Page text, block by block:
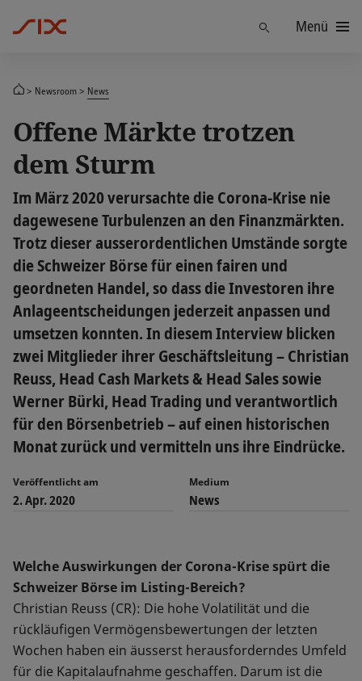
FindenMenü
Newsroom News
Offene Märkte trotzen
dem Sturm
Im März 2020 verursachte die Corona-Krise nie
dagewesene Turbulenzen an den Finanzmärkten.
Trotz dieser ausserordentlichen Umstände sorgte
die Schweizer Börse für einen fairen und
geordneten Handel, so dass die Investoren ihre
Anlageentscheidungen jederzeit anpassen und
umsetzen konnten. In diesem Interview blicken
zwei Mitglieder ihrer Geschäftsleitung – Christian
Reuss, Head Cash Markets & Head Sales sowie
Werner Bürki, Head Trading und verantwortlich
für den Börsenbetrieb – auf einen historischen
Monat zurück und vermitteln uns ihre Eindrücke.
Veröffentlicht am
2. Apr. 2020
Medium
News
Welche Auswirkungen der Corona-Krise spürt die
Schweizer Börse im Listing-Bereich?
Christian Reuss (CR): Die hohe Volatilität und die
rückläufigen Vermögensbewertungen der letzten
Wochen haben ein äusserst herausforderndes Umfeld
für die Kapitalaufnahme geschaffen. Darum ist die